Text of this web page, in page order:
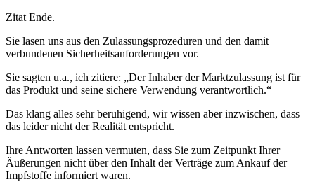
Zitat Ende.
Sie lasen uns aus den Zulassungsprozeduren und den damit
verbundenen Sicherheitsanforderungen vor.
Sie sagten u.a., ich zitiere: „Der Inhaber der Marktzulassung ist für
das Produkt und seine sichere Verwendung verantwortlich.“
Das klang alles sehr beruhigend, wir wissen aber inzwischen, dass
das leider nicht der Realität entspricht.
Ihre Antworten lassen vermuten, dass Sie zum Zeitpunkt Ihrer
Äußerungen nicht über den Inhalt der Verträge zum Ankauf der
Impfstoffe informiert waren.